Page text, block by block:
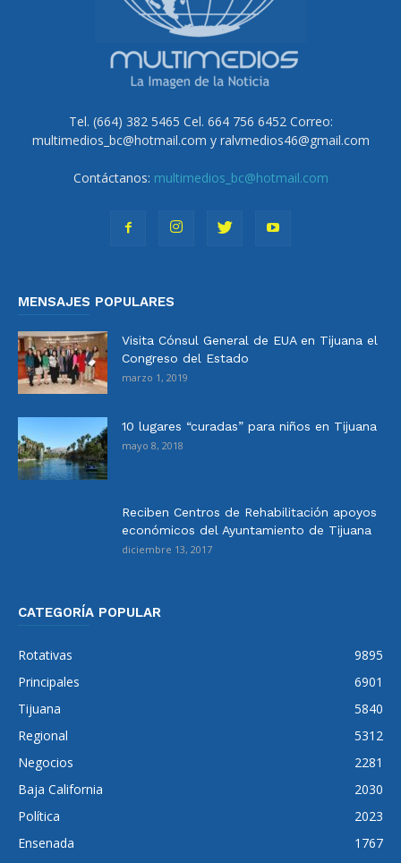
Tel. (664) 382 5465 Cel. 664 756 6452 Correo:
multimedios_bc@hotmail.com y ralvmedios46@gmail.com
Contáctanos: multimedios_bc@hotmail.com
MENSAJES POPULARES
Visita Cónsul General de EUA en Tijuana el
Congreso del Estado
marzo 1, 2019
10 lugares “curadas” para niños en Tijuana
mayo 8, 2018
Reciben Centros de Rehabilitación apoyos
económicos del Ayuntamiento de Tijuana
diciembre 13, 2017
CATEGORÍA POPULAR
Rotativas
9895
Principales
6901
Tijuana
5840
Regional
5312
Negocios
2281
Baja California
2030
Política
2023
Ensenada
1767